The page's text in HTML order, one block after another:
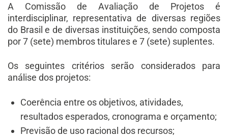
A Comissão de Avaliação de Projetos é
interdisciplinar, representativa de diversas regiões
do Brasil e de diversas instituições, sendo composta
por 7 (sete) membros titulares e 7 (sete) suplentes.
Os seguintes critérios serão considerados para
análise dos projetos:
Coerência entre os objetivos, atividades,
resultados esperados, cronograma e orçamento;
Previsão de uso racional dos recursos;